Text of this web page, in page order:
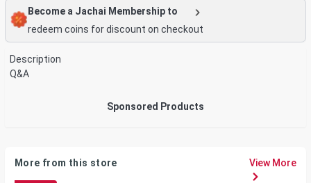
Become a Jachai Membership to
redeem coins for discount on checkout
Description
Q&A
Sponsored Products
More from this store View More